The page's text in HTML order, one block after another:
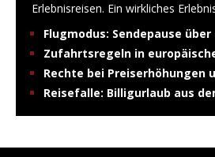
Erlebnisreisen. Ein wirkliches
Flugmodus: Sendepause
Zufahrtsregeln in
Rechte bei Preiserhöhungen
Reisefalle: Billigurlaub aus